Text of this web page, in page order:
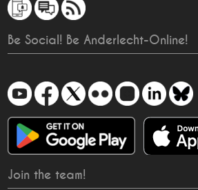
Be Social! Be Anderlecht-Online!
Join the team!